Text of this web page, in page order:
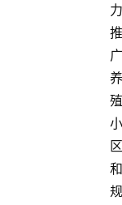
力
推
广
养
殖
小
区
和
规